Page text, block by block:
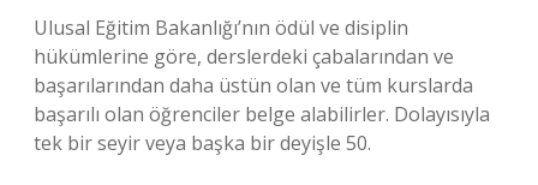
Ulusal Eğitim Bakanlığı’nın ödül ve disiplin
hükümlerine göre, derslerdeki çabalarından ve
başarılarından daha üstün olan ve tüm kurslarda
başarılı olan öğrenciler belge alabilirler. Dolayısıyla
tek bir seyir veya başka bir deyişle 50.